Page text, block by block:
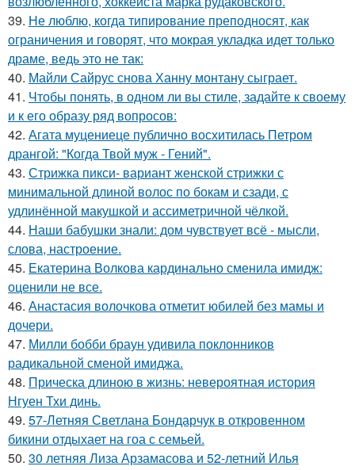
39. Не люблю, когда типирование преподносят, как
ограничения и говорят, что мокрая укладка идет только
драме, ведь это не так:
40. Майли Сайрус снова Ханну монтану сыграет.
41. Чтобы понять, в одном ли вы стиле, задайте к своему
и к его образу ряд вопросов:
42. Агата муцениеце публично восхитилась Петром
дрангой: "Когда Твой муж - Гений".
43. Стрижка пикси- вариант женской стрижки с
минимальной длиной волос по бокам и сзади, с
удлинённой макушкой и ассиметричной чёлкой.
44. Наши бабушки знали: дом чувствует всё - мысли,
слова, настроение.
45. Екатерина Волкова кардинально сменила имидж:
оценили не все.
46. Анастасия волочкова отметит юбилей без мамы и
дочери.
47. Милли бобби браун удивила поклонников
радикальной сменой имиджа.
48. Прическа длиною в жизнь: невероятная история
Нгуен Тхи динь.
49. 57-Летняя Светлана Бондарчук в откровенном
бикини отдыхает на гоа с семьей.
50. 30 летняя Лиза Арзамасова и 52-летний Илья